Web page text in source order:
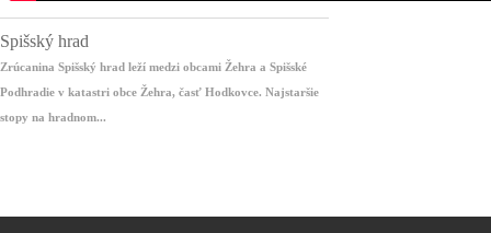
Spišský hrad
Zrúcanina Spišský hrad leží medzi obcami Žehra a Spišské
Podhradie v katastri obce Žehra, časť Hodkovce. Najstaršie
stopy na hradnom...